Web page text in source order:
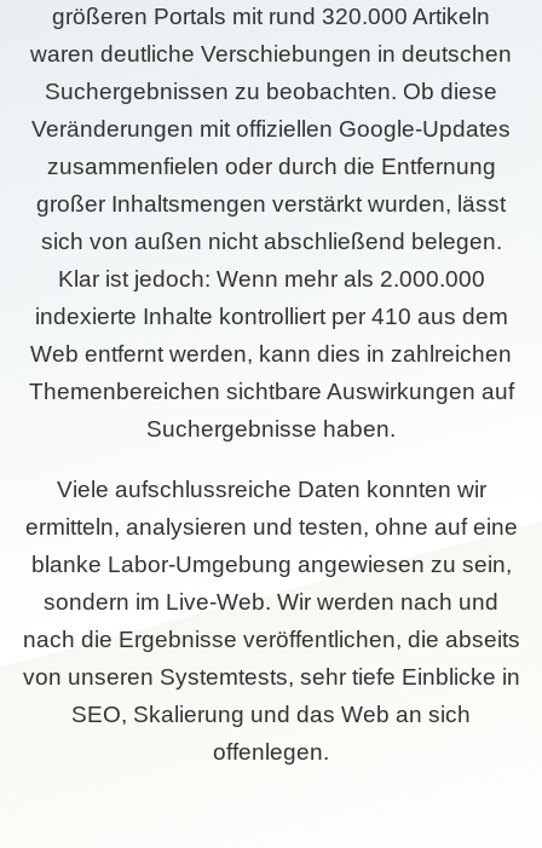
größeren Portals mit rund 320.000 Artikeln
waren deutliche Verschiebungen in deutschen
Suchergebnissen zu beobachten. Ob diese
Veränderungen mit offiziellen Google-Updates
zusammenfielen oder durch die Entfernung
großer Inhaltsmengen verstärkt wurden, lässt
sich von außen nicht abschließend belegen.
Klar ist jedoch: Wenn mehr als 2.000.000
indexierte Inhalte kontrolliert per 410 aus dem
Web entfernt werden, kann dies in zahlreichen
Themenbereichen sichtbare Auswirkungen auf
Suchergebnisse haben.
Viele aufschlussreiche Daten konnten wir
ermitteln, analysieren und testen, ohne auf eine
blanke Labor-Umgebung angewiesen zu sein,
sondern im Live-Web. Wir werden nach und
nach die Ergebnisse veröffentlichen, die abseits
von unseren Systemtests, sehr tiefe Einblicke in
SEO, Skalierung und das Web an sich
offenlegen.